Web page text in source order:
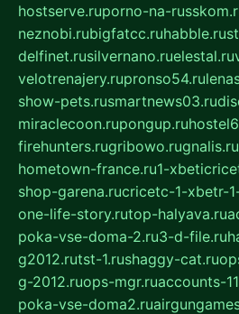
hostserve.ruporno-na-
neznobi.rubigfatcc.ruhabble.ru
delfinet.rusilvernano.ruelestal.ru
velotrenajery.rupronso54.ru
show-pets.rusmartnews03.ru
miraclecoon.rupongup.ru
firehunters.rugribowo.rugnalis.ru
hometown-france.ru1-
shop-garena.rucricetc-1-xbetr-
one-life-story.rutop-halyava.ru
poka-vse-doma-2.ru3-d-file.ru
g2012.rutst-1.rushaggy-cat.ru
g-2012.ruops-mgr.ruaccounts-
poka-vse-doma2.ru